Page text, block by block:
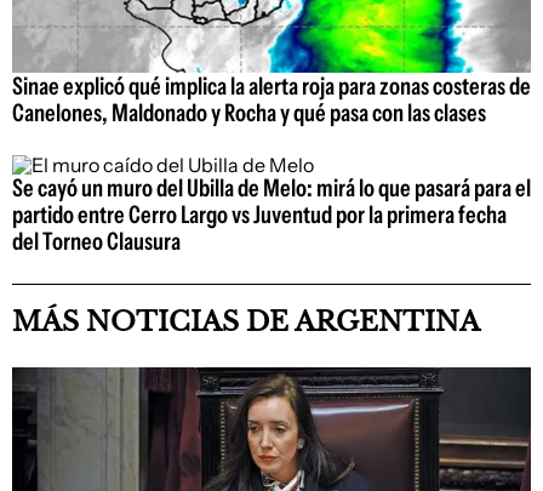
Sinae explicó qué implica la alerta roja para zonas costeras de
Canelones, Maldonado y Rocha y qué pasa con las clases
Se cayó un muro del Ubilla de Melo: mirá lo que pasará para el
partido entre Cerro Largo vs Juventud por la primera fecha
del Torneo Clausura
MÁS NOTICIAS DE ARGENTINA